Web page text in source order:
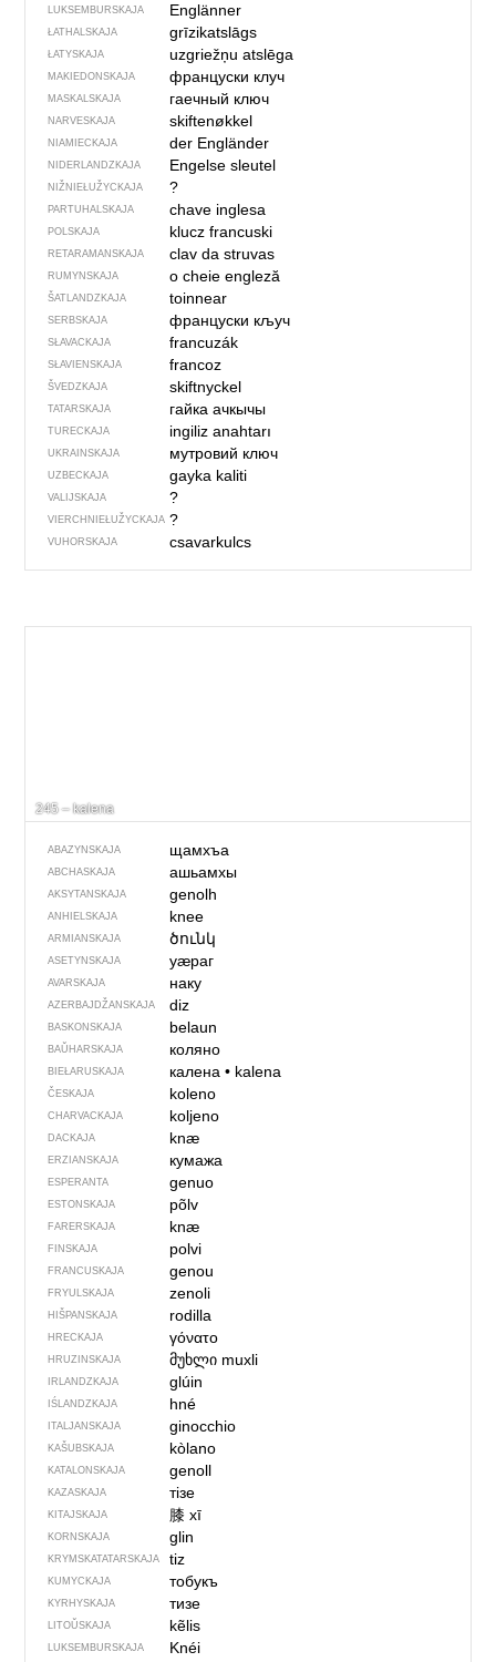
LUKSEMBURSKAJA Englänner
ŁATHALSKAJA grīzikatslāgs
ŁATYSKAJA uzgriežņu atslēga
MAKIEDONSKAJA француски клуч
MASKALSKAJA гаечный ключ
NARVESKAJA skiftenøkkel
NIAMIECKAJA der Engländer
NIDERLANDZKAJA Engelse sleutel
NIŽNIEŁUŽYCKAJA ?
PARTUHALSKAJA chave inglesa
POLSKAJA klucz francuski
RETARAMANSKAJA clav da struvas
RUMYNSKAJA o cheie engleză
ŠATLANDZKAJA toinnear
SERBSKAJA француски кључ
SŁAVACKAJA francuzák
SŁAVIENSKAJA francoz
ŠVEDZKAJA skiftnyckel
TATARSKAJA гайка ачкычы
TURECKAJA ingiliz anahtarı
UKRAINSKAJA мутровий ключ
UZBECKAJA gayka kaliti
VALIJSKAJA ?
VIERCHNIE­ŁUŽYCKAJA ?
VUHORSKAJA csavarkulcs
245 – kalena
ABAZYNSKAJA щамхъа
ABCHASKAJA ашьамхы
AKSYTANSKAJA genolh
ANHIELSKAJA knee
ARMIANSKAJA ծունկ
ASETYNSKAJA уӕраг
AVARSKAJA наку
AZERBAJDŽAN­SKAJA diz
BASKONSKAJA belaun
BAŬHARSKAJA коляно
BIEŁARUSKAJA калена• kalena
ČESKAJA koleno
CHARVACKAJA koljeno
DACKAJA knæ
ERZIANSKAJA кумажа
ESPERANTA genuo
ESTONSKAJA põlv
FARERSKAJA knæ
FINSKAJA polvi
FRANCUSKAJA genou
FRYULSKAJA zenoli
HIŠPANSKAJA rodilla
HRECKAJA γόνατο
HRUZINSKAJA მუხლი muxli
IRLANDZKAJA glúin
IŚLANDZKAJA hné
ITALJANSKAJA ginocchio
KAŠUBSKAJA kòlano
KATALONSKAJA genoll
KAZASKAJA тізе
KITAJSKAJA 膝xī
KORNSKAJA glin
KRYMSKA­TATARSKAJA tiz
KUMYCKAJA тобукъ
KYRHYSKAJA тизе
LITOŬSKAJA kẽlis
LUKSEMBURSKAJA
Knéi